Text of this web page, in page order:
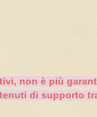
non è più
di supporto